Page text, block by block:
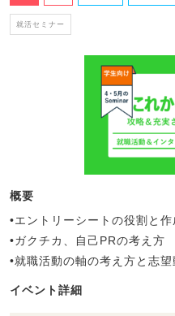
就活セミナー
概要
•エントリーシートの役割と作
•ガクチカ、自己PRの考え方
•就職活動の軸の考え方と志
イベント詳細